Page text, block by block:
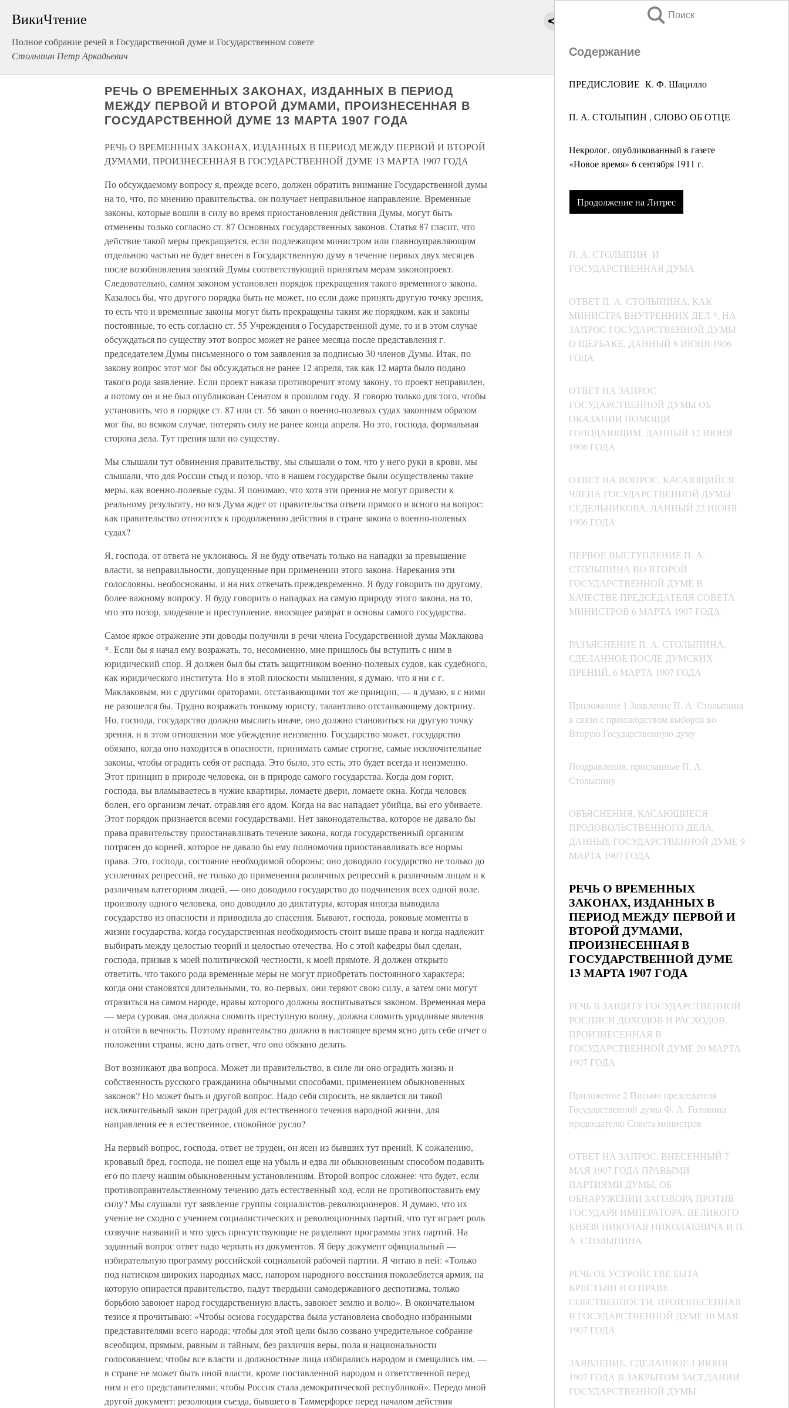
ВикиЧтение
Полное собрание речей в Государственной думе и Государственном совете
Столыпин Петр Аркадьевич
Поиск
Содержание
ПРЕДИСЛОВИЕ К. Ф. Шацилло
П. А. СТОЛЫПИН , СЛОВО ОБ ОТЦЕ
Некролог, опубликованный в газете
«Новое время» 6 сентября 1911 г.
Продолжение на Литрес
П. А. СТОЛЫПИН И
ГОСУДАРСТВЕННАЯ ДУМА
ОТВЕТ П. А. СТОЛЫПИНА, КАК
МИНИСТРА ВНУТРЕННИХ ДЕЛ *, НА
ЗАПРОС ГОСУДАРСТВЕННОЙ ДУМЫ
О ЩЕРБАКЕ, ДАННЫЙ 8 ИЮНЯ 1906
ГОДА
ОТВЕТ НА ЗАПРОС
ГОСУДАРСТВЕННОЙ ДУМЫ OБ
ОКАЗАНИИ ПОМОЩИ
ГОЛОДАЮЩИМ, ДАННЫЙ 12 ИЮНЯ
1906 ГОДА
ОТВЕТ НА ВОПРОС, КАСАЮЩИЙСЯ
ЧЛЕНА ГОСУДАРСТВЕННОЙ ДУМЫ
СЕДЕЛЬНИКОВА, ДАННЫЙ 22 ИЮНЯ
1906 ГОДА
ПEPBOE ВЫСТУПЛЕНИЕ П. А.
СТОЛЫПИНА ВО ВТОРОЙ
ГОСУДАРСТВЕННОЙ ДУМЕ В
КАЧЕСТВЕ ПРЕДСЕДАТЕЛЯ СОВЕТА
МИНИСТРОВ 6 МАРТА 1907 ГОДА
РАЗЪЯСНЕНИЕ П. А. СТОЛЫПИНА,
СДЕЛАННОЕ ПОСЛЕ ДУМСКИХ
ПРЕНИЙ, 6 МАРТА 1907 ГОДА
Приложение 1 Заявление П. А. Столыпина
в связи с производством выборов во
Вторую Государственную думу
Поздравления, присланные П. А.
Столыпину
ОБЪЯСНЕНИЯ, КАСАЮЩИЕСЯ
ПРОДОВОЛЬСТВЕННОГО ДЕЛА,
ДАННЫЕ ГОСУДАРСТВЕННОЙ ДУМЕ 9
МАРТА 1907 ГОДА
РЕЧЬ О ВРЕМЕННЫХ
ЗАКОНАХ, ИЗДАННЫХ В
ПЕРИОД МЕЖДУ ПЕРВОЙ И
ВТОРОЙ ДУМАМИ,
ПРОИЗНЕСЕННАЯ В
ГОСУДАРСТВЕННОЙ ДУМЕ
13 МАРТА 1907 ГОДА
РЕЧЬ В ЗАЩИТУ ГОСУДАРСТВЕННОЙ
РОСПИСИ ДОХОДОВ И РАСХОДОВ,
ПРОИЗНЕСЕННАЯ В
ГОСУДАРСТВЕННОЙ ДУМЕ 20 МАРТА
1907 ГОДА
Приложение 2 Письмо председателя
Государственной думы Ф. А. Головина
председателю Совета министров
ОТВЕТ НА ЗАПРОС, ВНЕСЕННЫЙ 7
МАЯ 1907 ГОДА ПРАВЫМИ
ПАРТИЯМИ ДУМЫ, ОБ
ОБНАРУЖЕНИИ ЗАГОВОРА ПРОТИВ
ГОСУДАРЯ ИМПЕРАТОРА, ВЕЛИКОГО
КНЯЗЯ НИКОЛАЯ НИКОЛАЕВИЧА И П.
А. СТОЛЫПИНА
РЕЧЬ ОБ УСТРОЙСТВЕ БЫТА
КРЕСТЬЯН И О ПРАВЕ
СОБСТВЕННОСТИ, ПРОИЗНЕСЕННАЯ
В ГОСУДАРСТВЕННОЙ ДУМЕ 10 МАЯ
1907 ГОДА
ЗАЯВЛЕНИЕ, СДЕЛАННОЕ 1 ИЮНЯ
1907 ГОДА В ЗАКРЫТОМ ЗАСЕДАНИИ
ГОСУДАРСТВЕННОЙ ДУМЫ
РЕЧЬ О ВРЕМЕННЫХ ЗАКОНАХ, ИЗДАННЫХ В ПЕРИОД
МЕЖДУ ПЕРВОЙ И ВТОРОЙ ДУМАМИ, ПРОИЗНЕСЕННАЯ В
ГОСУДАРСТВЕННОЙ ДУМЕ 13 МАРТА 1907 ГОДА
РЕЧЬ О ВРЕМЕННЫХ ЗАКОНАХ, ИЗДАННЫХ В ПЕРИОД МЕЖДУ ПЕРВОЙ И ВТОРОЙ
ДУМАМИ, ПРОИЗНЕСЕННАЯ В ГОСУДАРСТВЕННОЙ ДУМЕ 13 МАРТА 1907 ГОДА
По обсуждаемому вопросу я, прежде всего, должен обратить внимание Государственной думы
на то, что, по мнению правительства, он получает неправильное направление. Временные
законы, которые вошли в силу во время приостановления действия Думы, могут быть
отменены только согласно ст. 87 Основных государственных законов. Статья 87 гласит, что
действие такой меры прекращается, если подлежащим министром или главноуправляющим
отдельною частью не будет внесен в Государственную думу в течение первых двух месяцев
после возобновления занятий Думы соответствующий принятым мерам законопроект.
Следовательно, самим законом установлен порядок прекращения такого временного закона.
Казалось бы, что другого порядка быть не может, но если даже принять другую точку зрения,
то есть что и временные законы могут быть прекращены таким же порядком, как и законы
постоянные, то есть согласно ст. 55 Учреждения о Государственной думе, то и в этом случае
обсуждаться по существу этот вопрос может не ранее месяца после представления г.
председателем Думы письменного о том заявления за подписью 30 членов Думы. Итак, по
закону вопрос этот мог бы обсуждаться не ранее 12 апреля, так как 12 марта было подано
такого рода заявление. Если проект наказа противоречит этому закону, то проект неправилен,
а потому он и не был опубликован Сенатом в прошлом году. Я говорю только для того, чтобы
установить, что в порядке ст. 87 или ст. 56 закон о военно-полевых судах законным образом
мог бы, во всяком случае, потерять силу не ранее конца апреля. Но это, господа, формальная
сторона дела. Тут прения шли по существу.
Мы слышали тут обвинения правительству, мы слышали о том, что у него руки в крови, мы
слышали, что для России стыд и позор, что в нашем государстве были осуществлены такие
меры, как военно-полевые суды. Я понимаю, что хотя эти прения не могут привести к
реальному результату, но вся Дума ждет от правительства ответа прямого и ясного на вопрос:
как правительство относится к продолжению действия в стране закона о военно-полевых
судах?
Я, господа, от ответа не уклоняюсь. Я не буду отвечать только на нападки за превышение
власти, за неправильности, допущенные при применении этого закона. Нарекания эти
голословны, необоснованы, и на них отвечать преждевременно. Я буду говорить по другому,
более важному вопросу. Я буду говорить о нападках на самую природу этого закона, на то,
что это позор, злодеяние и преступление, вносящее разврат в основы самого государства.
Самое яркое отражение эти доводы получили в речи члена Государственной думы Маклакова
*. Если бы я начал ему возражать, то, несомненно, мне пришлось бы вступить с ним в
юридический спор. Я должен был бы стать защитником военно-полевых судов, как судебного,
как юридического института. Но в этой плоскости мышления, я думаю, что я ни с г.
Маклаковым, ни с другими ораторами, отстаивающими тот же принцип, — я думаю, я с ними
не разошелся бы. Трудно возражать тонкому юристу, талантливо отстаивающему доктрину.
Но, господа, государство должно мыслить иначе, оно должно становиться на другую точку
зрения, и в этом отношении мое убеждение неизменно. Государство может, государство
обязано, когда оно находится в опасности, принимать самые строгие, самые исключительные
законы, чтобы оградить себя от распада. Это было, это есть, это будет всегда и неизменно.
Этот принцип в природе человека, он в природе самого государства. Когда дом горит,
господа, вы вламываетесь в чужие квартиры, ломаете двери, ломаете окна. Когда человек
болен, его организм лечат, отравляя его ядом. Когда на вас нападает убийца, вы его убиваете.
Этот порядок признается всеми государствами. Нет законодательства, которое не давало бы
права правительству приостанавливать течение закона, когда государственный организм
потрясен до корней, которое не давало бы ему полномочия приостанавливать все нормы
права. Это, господа, состояние необходимой обороны; оно доводило государство не только до
усиленных репрессий, не только до применения различных репрессий к различным лицам и к
различным категориям людей, — оно доводило государство до подчинения всех одной воле,
произволу одного человека, оно доводило до диктатуры, которая иногда выводила
государство из опасности и приводила до спасения. Бывают, господа, роковые моменты в
жизни государства, когда государственная необходимость стоит выше права и когда надлежит
выбирать между целостью теорий и целостью отечества. Но с этой кафедры был сделан,
господа, призыв к моей политической честности, к моей прямоте. Я должен открыто
ответить, что такого рода временные меры не могут приобретать постоянного характера;
когда они становятся длительными, то, во-первых, они теряют свою силу, а затем они могут
отразиться на самом народе, нравы которого должны воспитываться законом. Временная мера
— мера суровая, она должна сломить преступную волну, должна сломить уродливые явления
и отойти в вечность. Поэтому правительство должно в настоящее время ясно дать себе отчет о
положении страны, ясно дать ответ, что оно обязано делать.
Вот возникают два вопроса. Может ли правительство, в силе ли оно оградить жизнь и
собственность русского гражданина обычными способами, применением обыкновенных
законов? Но может быть и другой вопрос. Надо себя спросить, не является ли такой
исключительный закон преградой для естественного течения народной жизни, для
направления ее в естественное, спокойное русло?
На первый вопрос, господа, ответ не труден, он ясен из бывших тут прений. К сожалению,
кровавый бред, господа, не пошел еще на убыль и едва ли обыкновенным способом подавить
его по плечу нашим обыкновенным установлениям. Второй вопрос сложнее: что будет, если
противоправительственному течению дать естественный ход, если не противопоставить ему
силу? Мы слушали тут заявление группы социалистов-революционеров. Я думаю, что их
учение не сходно с учением социалистических и революционных партий, что тут играет роль
созвучие названий и что здесь присутствующие не разделяют программы этих партий. На
заданный вопрос ответ надо черпать из документов. Я беру документ официальный —
избирательную программу российской социальной рабочей партии. Я читаю в ней: «Только
под натиском широких народных масс, напором народного восстания поколеблется армия, на
которую опирается правительство, падут твердыни самодержавного деспотизма, только
борьбою завоюет народ государственную власть, завоюет землю и волю». В окончательном
тезисе я прочитываю: «Чтобы основа государства была установлена свободно избранными
представителями всего народа; чтобы для этой цели было созвано учредительное собрание
всеобщим, прямым, равным и тайным, без различия веры, пола и национальности
голосованием; чтобы все власти и должностные лица избирались народом и смещались им, —
в стране не может быть иной власти, кроме поставленной народом и ответственной перед
ним и его представителями; чтобы Россия стала демократической республикой». Передо мной
другой документ: резолюция съезда, бывшего в Таммерфорсе перед началом действия